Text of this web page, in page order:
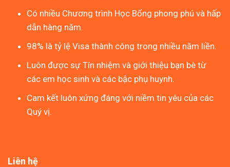
Có nhiều Chương trình Học Bổng phong phú và hấp
dẫn hàng năm.
98% là tỷ lệ Visa thành công trong nhiều năm liền.
Luôn được sự Tín nhiệm và giới thiệu bạn bè từ
các em học sinh và các bậc phụ huynh.
Cam kết luôn xứng đáng với niềm tin yêu của các
Quý vị.
Liên hệ